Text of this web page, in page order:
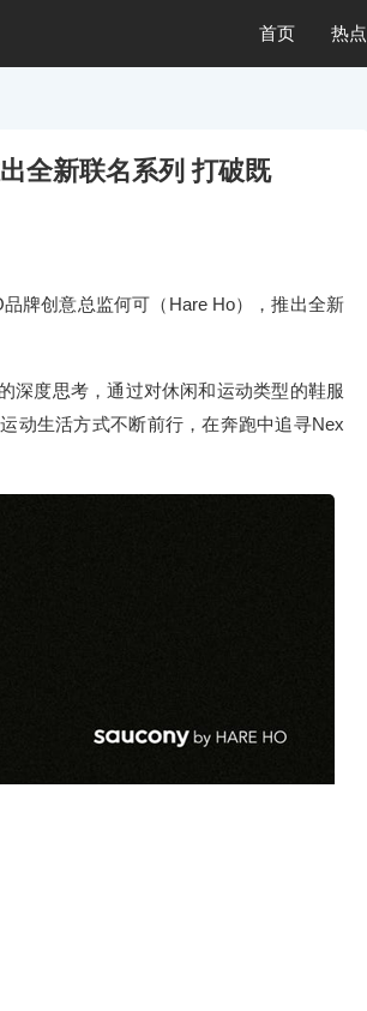
首页 热点
全新联名系列 打破既
牌创意总监何可（Hare Ho），推出全新
深度思考，通过对休闲和运动类型的鞋服
动生活方式不断前行，在奔跑中追寻Nex